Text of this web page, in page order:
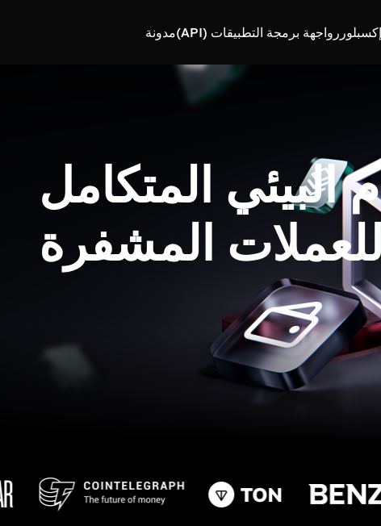
إكسبلورر واجهة برمجة التطبيقات (API) مدونة
البيئي المتكامل
المشفرة